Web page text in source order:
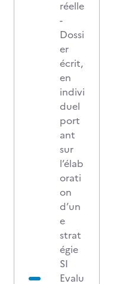
réelle
-
Dossi
er
écrit,
en
indivi
duel
port
ant
sur
l’élab
orati
on
d’un
e
strat
égie
SI
Evalu